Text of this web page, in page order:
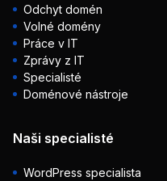
Odchyt domén
Volné domény
Práce v IT
Zprávy z IT
Specialisté
Doménové nástroje
Naši specialisté
WordPress specialista